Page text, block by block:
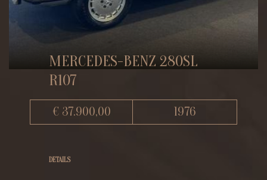
MERCEDES-BENZ 280SL
R107
€ 37.900,00 1976
DETAILS